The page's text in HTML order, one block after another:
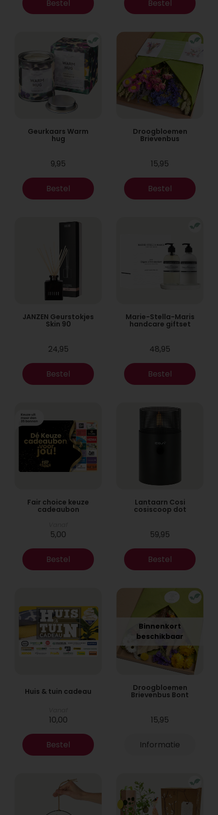
Bestel Bestel
Geurkaars Warm
hug
9,95
Bestel
Droogbloemen
Brievenbus
15,95
Bestel
JANZEN Geurstokjes
Skin 90
24,95
Bestel
Marie-Stella-Maris
handcare giftset
48,95
Bestel
Fair choice keuze
cadeaubon
5,00
Bestel
Lantaarn Cosi
cosiscoop dot
59,95
Bestel
Huis & tuin cadeau
10,00
Bestel
Binnenkort
beschikbaar
Droogbloemen
Brievenbus Bont
15,95
Informatie